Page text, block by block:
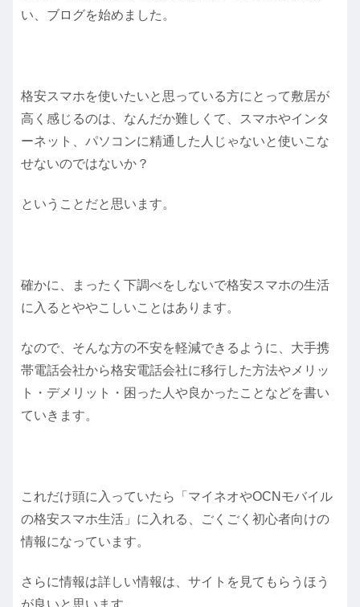
い、ブログを始めました。
格安スマホを使いたいと思っている方にとって敷居が
高く感じるのは、なんだか難しくて、スマホやインタ
ーネット、パソコンに精通した人じゃないと使いこな
せないのではないか？
ということだと思います。
確かに、まったく下調べをしないで格安スマホの生活
に入るとややこしいことはあります。
なので、そんな方の不安を軽減できるように、大手携
帯電話会社から格安電話会社に移行した方法やメリッ
ト・デメリット・困った人や良かったことなどを書い
ていきます。
これだけ頭に入っていたら「マイネオやOCNモバイル
の格安スマホ生活」に入れる、ごくごく初心者向けの
情報になっています。
さらに情報は詳しい情報は、サイトを見てもらうほう